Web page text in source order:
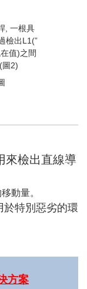
, 一根具
檢出L1(”
值)之間
圖2)
來檢出直線導
動量。
於特別惡劣的環
方案